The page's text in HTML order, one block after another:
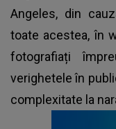
Angeles, din
toate acestea, în
fotografiați
verighetele în
complexitate la